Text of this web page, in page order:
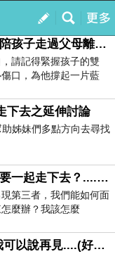
我的
訂閱
為什麼我有兩個家？陪孩子走過父母離婚的傷心路........(好書推薦）
請記得緊握孩子的雙
口，為他撐起一片藍
下去之延伸討論
姊妹們多點方向去尋找
親愛的，我們還要不要一起走下去？....（好書推薦）
第三者，我們能如何面
麼辦？我該怎麼
心願清單vs.於是，我可以說再見....(好書推薦)